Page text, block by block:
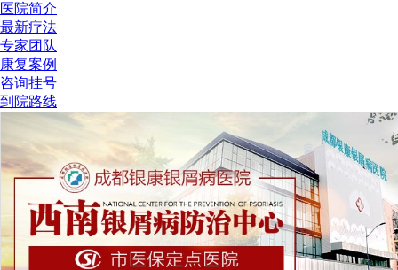
医院简介
最新疗法
专家团队
康复案例
咨询挂号
到院路线